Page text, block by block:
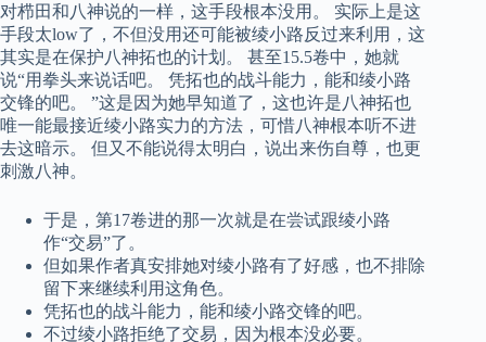
对栉田和八神说的一样，这手段根本没用。 实际上是这
手段太low了，不但没用还可能被绫小路反过来利用，这
其实是在保护八神拓也的计划。 甚至15.5卷中，她就
说“用拳头来说话吧。 凭拓也的战斗能力，能和绫小路
交锋的吧。 ”这是因为她早知道了，这也许是八神拓也
唯一能最接近绫小路实力的方法，可惜八神根本听不进
去这暗示。 但又不能说得太明白，说出来伤自尊，也更
刺激八神。
于是，第17卷进的那一次就是在尝试跟绫小路
作“交易”了。
但如果作者真安排她对绫小路有了好感，也不排除
留下来继续利用这角色。
凭拓也的战斗能力，能和绫小路交锋的吧。
不过绫小路拒绝了交易，因为根本没必要。